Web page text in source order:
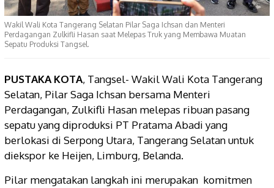
Wakil Wali Kota Tangerang Selatan Pilar Saga Ichsan dan Menteri
Perdagangan Zulkifli Hasan saat Melepas Truk yang Membawa Muatan
Sepatu Produksi Tangsel.
PUSTAKA KOTA, Tangsel- Wakil Wali Kota Tangerang
Selatan, Pilar Saga Ichsan bersama Menteri
Perdagangan, Zulkifli Hasan melepas ribuan pasang
sepatu yang diproduksi PT Pratama Abadi yang
berlokasi di Serpong Utara, Tangerang Selatan untuk
diekspor ke Heijen, Limburg, Belanda.
Pilar mengatakan langkah ini merupakan komitmen